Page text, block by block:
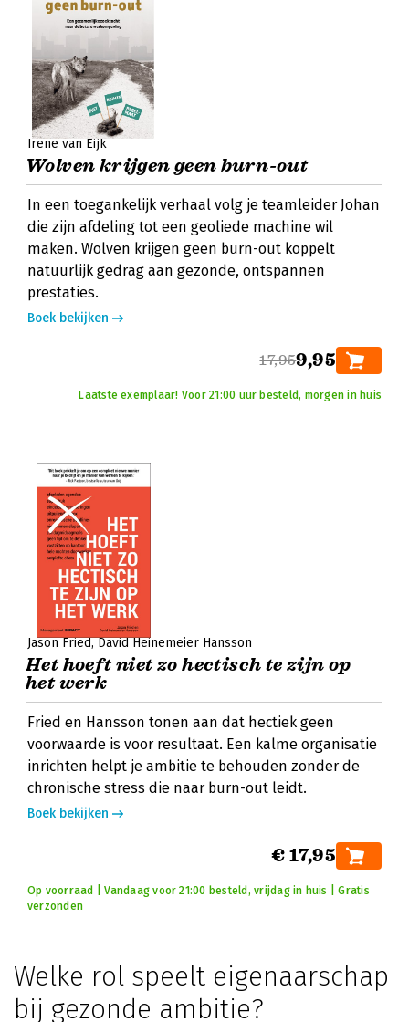
Irene van Eijk
Wolven krijgen geen burn-out
In een toegankelijk verhaal volg je teamleider Johan
die zijn afdeling tot een geoliede machine wil
maken. Wolven krijgen geen burn-out koppelt
natuurlijk gedrag aan gezonde, ontspannen
prestaties.
Boek bekijken
17,959,95
Laatste exemplaar! Voor 21:00 uur besteld, morgen in huis
Jason Fried David Heinemeier Hansson
Het hoeft niet zo hectisch te zijn op
het werk
Fried en Hansson tonen aan dat hectiek geen
voorwaarde is voor resultaat. Een kalme organisatie
inrichten helpt je ambitie te behouden zonder de
chronische stress die naar burn-out leidt.
Boek bekijken
€ 17,95
Op voorraad | Vandaag voor 21:00 besteld, vrijdag in huis | Gratis
verzonden
Welke rol speelt eigenaarschap
bij gezonde ambitie?